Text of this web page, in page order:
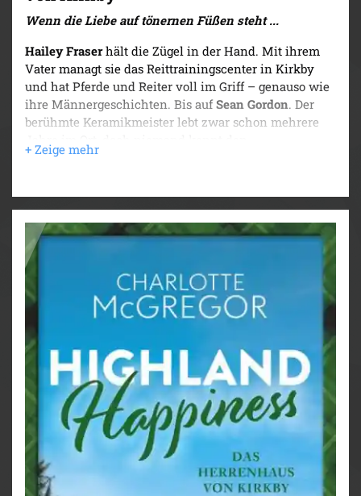
Wenn die Liebe auf tönernen Füßen steht ...
Hailey Fraserhält die Zügel in der Hand. Mit ihrem
Vater managt sie das Reittrainingscenter in Kirkby
und hat Pferde und Reiter voll im Griff – genauso wie
ihre Männergeschichten. Bis auf Sean Gordon. Der
berühmte Keramikmeister lebt zwar schon mehrere
zurückgezogenen Künstler wirklich.
Games kommen sich die beiden näher und entdecken
unter Schutzschichten aus Ton und Draufgängertum
erstaunliche Ähnlichkeiten. Und eine überraschende
Verbindung, die alles zu ruinieren droht. Mit einem
Mal steht nicht nur ihr gemeinsames Glück auf der
Kippe, sondern auch das von Haileys Schwester
Muss sich Hailey zwischen ihrer Schwester und der
Liebe entscheiden?
Kirkby ist wie Bullerbü für Erwachsene!♥♥♥
Kirkby auf einen Blick:
Alle Geschichten sind in sich abgeschlossen und
können unabhängig voneinander gelesen werden!